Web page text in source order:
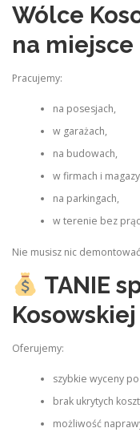
Wólce
na miejsce
Pracujemy:
na posesjach,
w garażach,
na budowach,
w firmach i
na parkingach,
w terenie bez
Nie musisz nic
TANIE
Kosowskiej
Oferujemy:
szybkie wyceny
brak ukrytych
możliwość